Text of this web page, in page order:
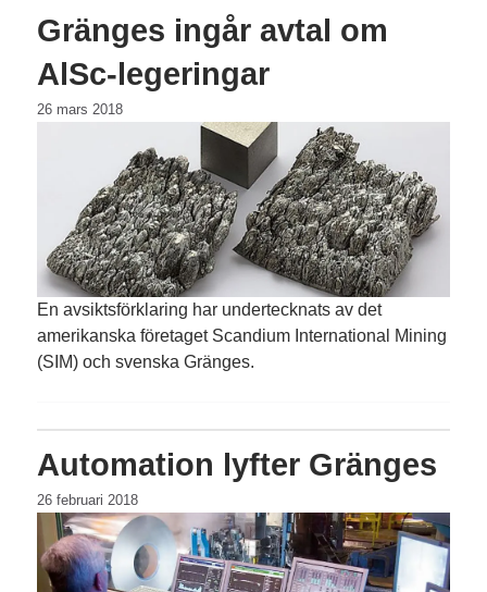
Gränges ingår avtal om
AlSc-legeringar
26 mars 2018
En avsiktsförklaring har undertecknats av det
amerikanska företaget Scandium International Mining
(SIM) och svenska Gränges.
Automation lyfter Gränges
26 februari 2018